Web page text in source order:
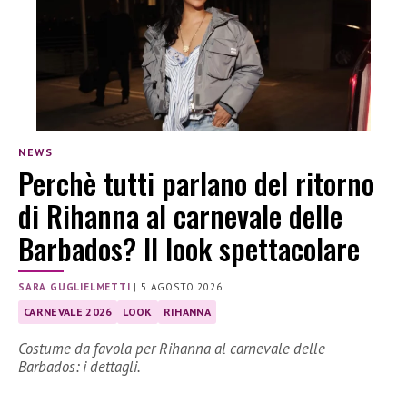
NEWS
Perchè tutti parlano del ritorno
di Rihanna al carnevale delle
Barbados? Il look spettacolare
SARA GUGLIELMETTI |5 AGOSTO 2026
CARNEVALE 2026 LOOK RIHANNA
Costume da favola per Rihanna al carnevale delle
Barbados: i dettagli.